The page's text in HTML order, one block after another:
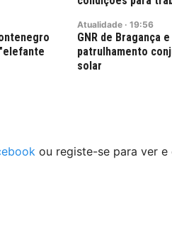
Atualidade · 19:56
GNR de Bragança
patrulhamento
solar
ou registe-se para ver e